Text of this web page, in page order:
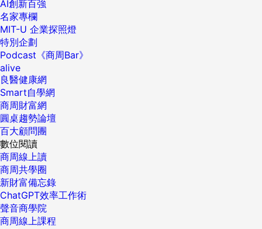
AI創新百強
名家專欄
MIT-U 企業探照燈
特別企劃
Podcast《商周Bar》
alive
良醫健康網
Smart自學網
商周財富網
圓桌趨勢論壇
百大顧問團
數位閱讀
商周線上讀
商周共學圈
新財富備忘錄
ChatGPT效率工作術
聲音商學院
商周線上課程